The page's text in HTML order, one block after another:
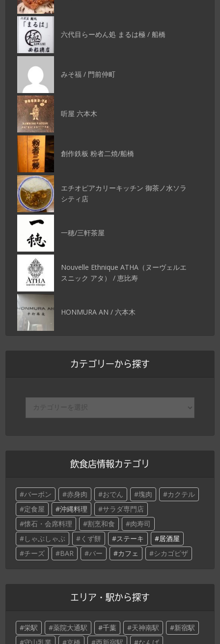
六代目らーめん処 まるは極 / 船橋
みそ福 / 門前仲町
听屋 六本木
創作鉄板 粉者二焼/船橋
エチオピアカリーキッチン 御茶ノ水ソラ
シティ店
一穂/三軒茶屋
Nouvelle Ethnique ATHA（ヌーヴェルエ
スニック アタ） / 恵比寿
HONMURA AN / 六本木
カテゴリーから探す
飲食店情報カテゴリ
バーボン 赤身肉 おでん 塊肉
カクテル
定食屋
沖縄料理
サラダ専門店
懐石・会席料理
割烹和食
肉寿司
しゃぶしゃぶ
くず餅 ステーキ
居酒屋
チーズ
BAR バー カフェ シカゴピザ
エリア・駅から探す
栄駅 薬院大通駅 千葉 天神南駅
新宿駅